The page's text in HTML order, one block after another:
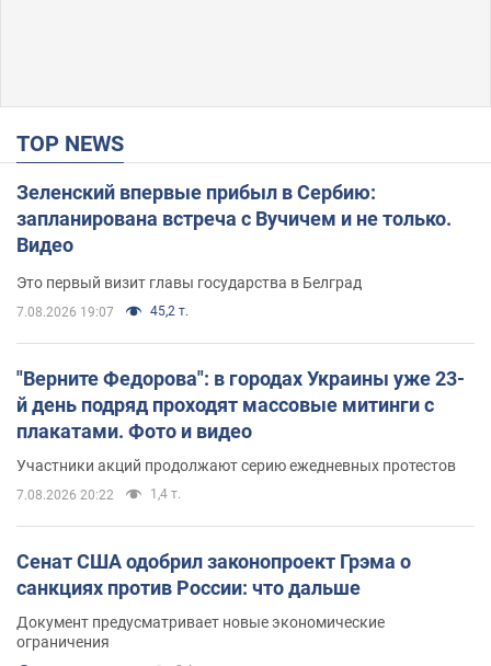
TOP NEWS
Зеленский впервые прибыл в Сербию:
запланирована встреча с Вучичем и не только.
Видео
Это первый визит главы государства в Белград
7.08.2026 19:07 45,2 т.
"Верните Федорова": в городах Украины уже 23-
й день подряд проходят массовые митинги с
плакатами. Фото и видео
Участники акций продолжают серию ежедневных протестов
7.08.2026 20:22 1,4 т.
Сенат США одобрил законопроект Грэма о
санкциях против России: что дальше
Документ предусматривает новые экономические
ограничения